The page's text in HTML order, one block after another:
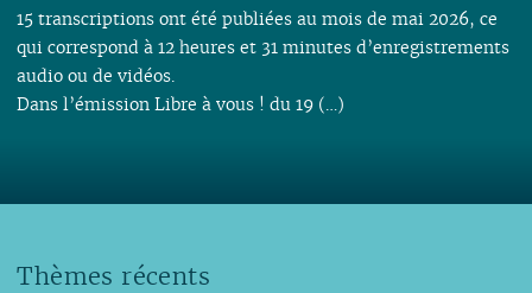
15 transcriptions ont été publiées au mois de mai 2026, ce
qui correspond à 12 heures et 31 minutes d’enregistrements
audio ou de vidéos.
Dans l’émission Libre à vous ! du 19 (…)
Thèmes récents